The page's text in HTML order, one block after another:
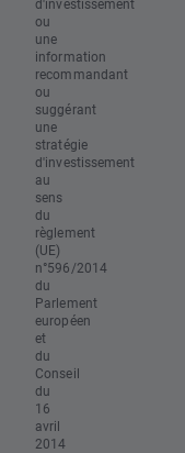
d'investissement
ou
une
information
recommandant
ou
suggérant
une
stratégie
d'investissement
au
sens
du
règlement
(UE)
n°596/2014
du
Parlement
européen
et
du
Conseil
du
16
avril
2014